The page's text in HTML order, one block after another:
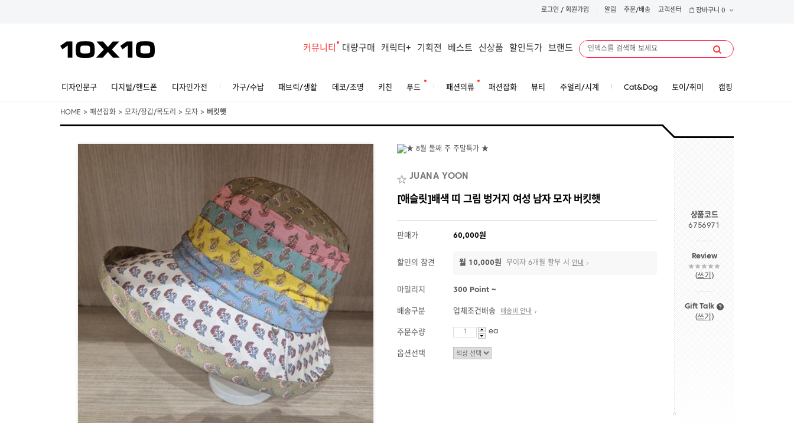
로그인 / 회원가입 알림 주문/배송 고객센터 장바구니 0
커뮤니티 대량구매 캐릭터+ 기획전 베스트 신상품 할인특가 브랜드
디자인문구 디지털/핸드폰 디자인가전 가구/수납 패브릭/생활 데코/조명 키친 푸드 패션의류 패션잡화 뷰티 주얼리/시계 Cat&Dog 토이/취미 캠핑
HOME > 패션잡화 > 모자/장갑/목도리 > 모자 > 버킷햇
JUANA YOON
[애슬릿]배색 띠 그림 벙거지 여성 남자 모자 버킷햇
판매가 60,000원
할인의 참견 월 10,000원 무이자 6개월 할부 시 안내
마일리지 300 Point ~
배송구분 업체조건배송 배송비 안내
주문수량 ea
옵션선택
상품코드
6756971
Review
(쓰기 )
Gift Talk
(쓰기 )